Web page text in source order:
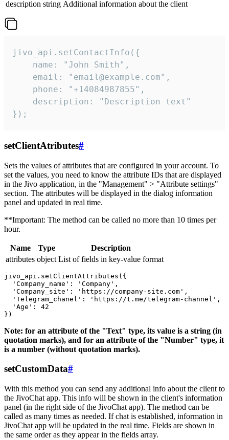
description string Additional information about the client
jivo_api.setContactInfo({
    name: "John Smith",
    email: "email@example.com",
    phone: "+14084987855",
    description: "Description text"
});
setClientAtributes#
Sets the values ​​of attributes that are configured in your account. To
set the values, you need to know the attribute IDs that are displayed
in the Jivo application, in the "Management" > "Attribute settings"
section. The attributes will be displayed in the dialog information
panel and updated in real time.
**Important: The method can be called no more than 10 times per
hour.
Name Type
Description
attributes object List of fields in key-value format
jivo_api.setClientAttributes({
  'Company_name': 'Company',
  'Company_site': 'https://company-site.com',
  'Telegram_chanel': 'https://t.me/telegram-channel',
  'Age': 42
Note: for an attribute of the "Text" type, its value is a string (in
quotation marks), and for an attribute of the "Number" type, it
is a number (without quotation marks).
setCustomData#
With this method you can send any additional info about the client to
the JivoChat app. This info will be shown in the client's information
panel (in the right side of the JivoChat app). The method can be
called as many times as needed. If chat is established, information in
JivoChat app will be updated in the real time. Fields are shown in
the same order as they appear in the fields array.